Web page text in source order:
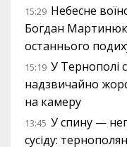
15:29 Небесне
Богдан
останнього
15:19 У Тернополі
надзвичайно
на камеру
13:45 У спину —
сусіду: